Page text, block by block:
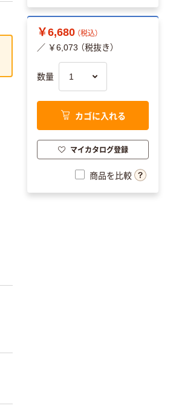
￥6,680 （税込）
／ ￥6,073 （税抜き）
数量
カゴに入れる
マイカタログ登録
商品を比較